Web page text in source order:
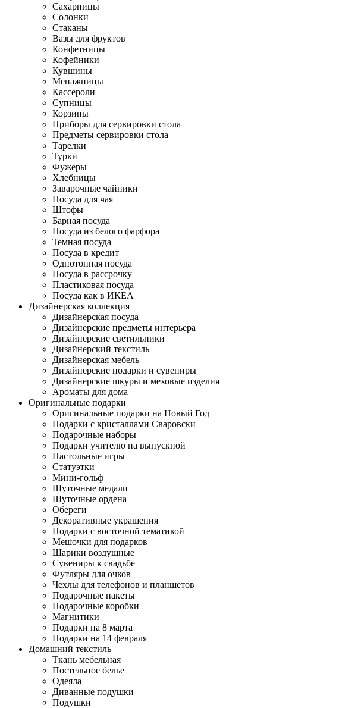
Сахарницы
Солонки
Стаканы
Вазы для фруктов
Конфетницы
Кофейники
Кувшины
Менажницы
Кассероли
Супницы
Корзины
Приборы для сервировки стола
Предметы сервировки стола
Тарелки
Турки
Фужеры
Хлебницы
Заварочные чайники
Посуда для чая
Штофы
Барная посуда
Посуда из белого фарфора
Темная посуда
Посуда в кредит
Однотонная посуда
Посуда в рассрочку
Пластиковая посуда
Посуда как в ИКЕА
Дизайнерская коллекция
Дизайнерская посуда
Дизайнерские предметы интерьера
Дизайнерские светильники
Дизайнерский текстиль
Дизайнерская мебель
Дизайнерские подарки и сувениры
Дизайнерские шкуры и меховые изделия
Ароматы для дома
Оригинальные подарки
Оригинальные подарки на Новый Год
Подарки с кристаллами Сваровски
Подарочные наборы
Подарки учителю на выпускной
Настольные игры
Статуэтки
Мини-гольф
Шуточные медали
Шуточные ордена
Обереги
Декоративные украшения
Подарки с восточной тематикой
Мешочки для подарков
Шарики воздушные
Сувениры к свадьбе
Футляры для очков
Чехлы для телефонов и планшетов
Подарочные пакеты
Подарочные коробки
Магнитики
Подарки на 8 марта
Подарки на 14 февраля
Домашний текстиль
Ткань мебельная
Постельное белье
Одеяла
Диванные подушки
Подушки